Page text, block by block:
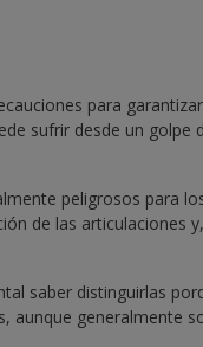
para
sufrir desde un
peligrosos para
de las articulaciones
saber distinguirlas
generalmente